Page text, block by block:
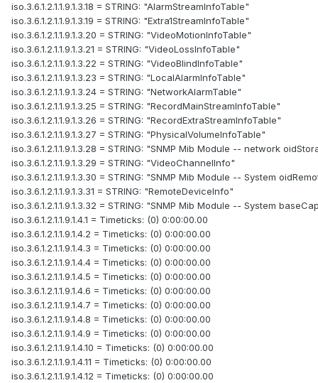
iso.3.6.1.2.1.1.9.1.3.18 = STRING: "AlarmStreamInfoTable"
iso.3.6.1.2.1.1.9.1.3.19 = STRING: "Extra1StreamInfoTable"
iso.3.6.1.2.1.1.9.1.3.20 = STRING: "VideoMotionInfoTable"
iso.3.6.1.2.1.1.9.1.3.21 = STRING: "VideoLossInfoTable"
iso.3.6.1.2.1.1.9.1.3.22 = STRING: "VideoBlindInfoTable"
iso.3.6.1.2.1.1.9.1.3.23 = STRING: "LocalAlarmInfoTable"
iso.3.6.1.2.1.1.9.1.3.24 = STRING: "NetworkAlarmTable"
iso.3.6.1.2.1.1.9.1.3.25 = STRING: "RecordMainStreamInfoTable"
iso.3.6.1.2.1.1.9.1.3.26 = STRING: "RecordExtraStreamInfoTable"
iso.3.6.1.2.1.1.9.1.3.27 = STRING: "PhysicalVolumeInfoTable"
iso.3.6.1.2.1.1.9.1.3.28 = STRING: "SNMP Mib Module -- network
iso.3.6.1.2.1.1.9.1.3.29 = STRING: "VideoChannelInfo"
iso.3.6.1.2.1.1.9.1.3.30 = STRING: "SNMP Mib Module -- System
iso.3.6.1.2.1.1.9.1.3.31 = STRING: "RemoteDeviceInfo"
iso.3.6.1.2.1.1.9.1.3.32 = STRING: "SNMP Mib Module -- System
iso.3.6.1.2.1.1.9.1.4.1 = Timeticks: (0) 0:00:00.00
iso.3.6.1.2.1.1.9.1.4.2 = Timeticks: (0) 0:00:00.00
iso.3.6.1.2.1.1.9.1.4.3 = Timeticks: (0) 0:00:00.00
iso.3.6.1.2.1.1.9.1.4.4 = Timeticks: (0) 0:00:00.00
iso.3.6.1.2.1.1.9.1.4.5 = Timeticks: (0) 0:00:00.00
iso.3.6.1.2.1.1.9.1.4.6 = Timeticks: (0) 0:00:00.00
iso.3.6.1.2.1.1.9.1.4.7 = Timeticks: (0) 0:00:00.00
iso.3.6.1.2.1.1.9.1.4.8 = Timeticks: (0) 0:00:00.00
iso.3.6.1.2.1.1.9.1.4.9 = Timeticks: (0) 0:00:00.00
iso.3.6.1.2.1.1.9.1.4.10 = Timeticks: (0) 0:00:00.00
iso.3.6.1.2.1.1.9.1.4.11 = Timeticks: (0) 0:00:00.00
iso.3.6.1.2.1.1.9.1.4.12 = Timeticks: (0) 0:00:00.00